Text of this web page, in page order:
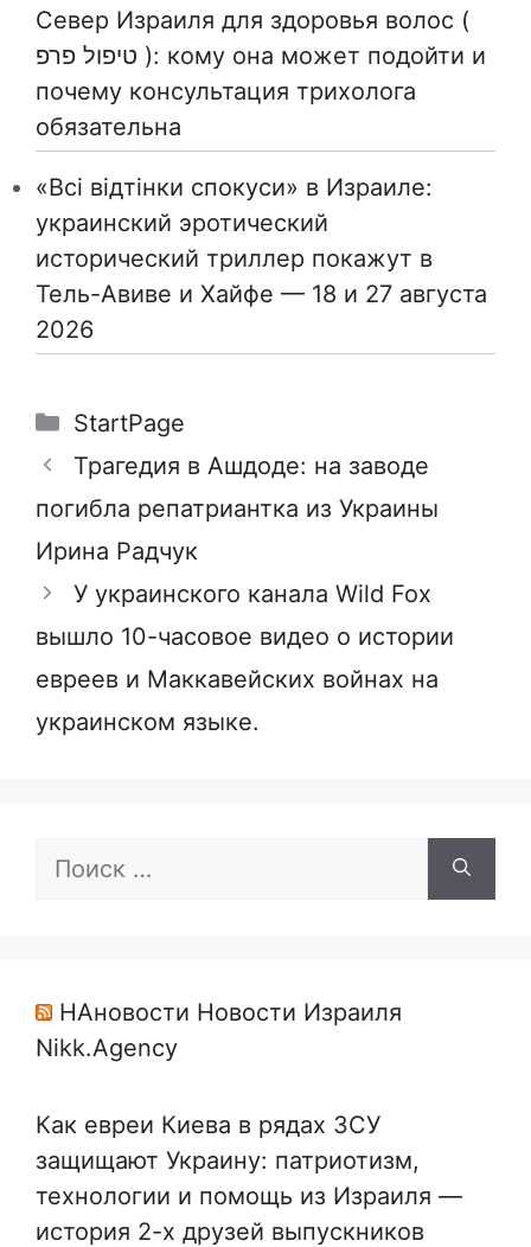
Север Израиля для здоровья волос (
טיפול פרפ ): кому она может подойти и
почему консультация трихолога
обязательна
«Всі відтінки спокуси» в Израиле:
украинский эротический
исторический триллер покажут в
Тель-Авиве и Хайфе — 18 и 27 августа
2026
Рубрики
StartPage
Трагедия в Ашдоде: на заводе
погибла репатриантка из Украины
Ирина Радчук
У украинского канала Wild Fox
вышло 10-часовое видео о истории
евреев и Маккавейских войнах на
украинском языке.
Поиск:
НАновости Новости Израиля
Nikk.Agency
Как евреи Киева в рядах ЗСУ
защищают Украину: патриотизм,
технологии и помощь из Израиля —
история 2-х друзей выпускников